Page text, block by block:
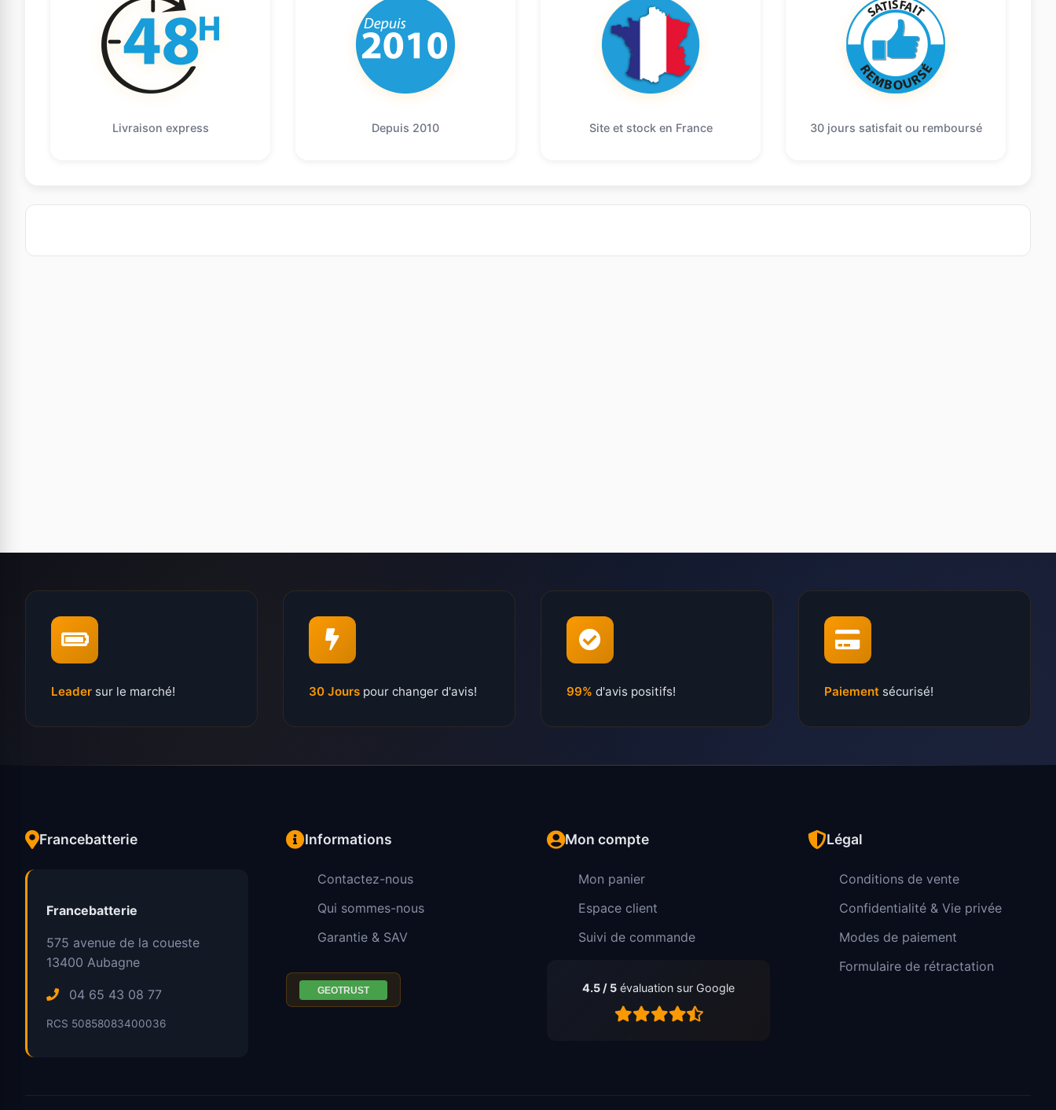
Livraison express Depuis 2010 Site et stock en France 30 jours satisfait ou remboursé
Leader sur le marché! 30 Jours pour changer d'avis! 99% d'avis positifs! Paiement sécurisé!
Francebatterie
Francebatterie
575 avenue de la coueste
13400 Aubagne
04 65 43 08 77
RCS 50858083400036
Informations
Contactez-nous
Qui sommes-nous
Garantie & SAV
Mon compte
Mon panier
Espace client
Suivi de commande
4.5 / 5 évaluation sur Google
Légal
Conditions de vente
Confidentialité & Vie privée
Modes de paiement
Formulaire de rétractation